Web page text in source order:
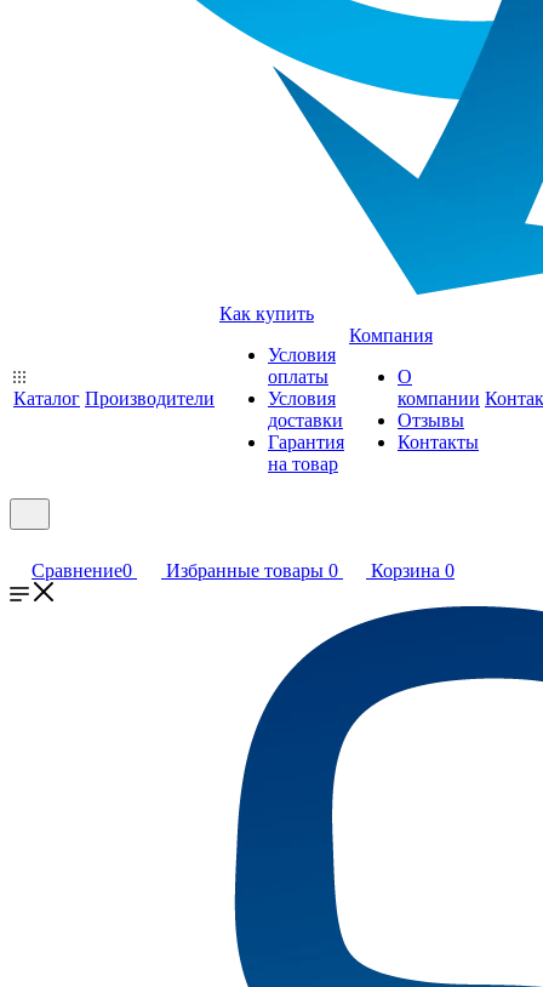
Каталог Производители
Как купить
Условия
оплаты
Условия
доставки
Гарантия
на товар
Компания
О
компании
Отзывы
Контакты
Сравнение0 Избранные товары 0 Корзина 0